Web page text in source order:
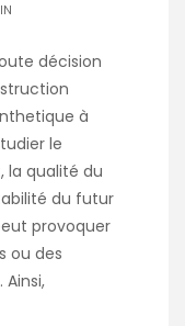
décision
à
le
la qualité du
du futur
provoquer
ou des
Ainsi,